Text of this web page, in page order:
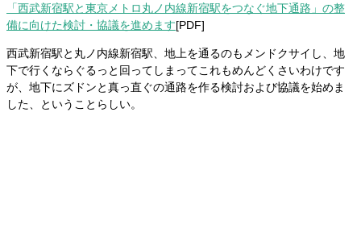
「西武新宿駅と東京メトロ丸ノ内線新宿駅をつなぐ地下通路」の整
備に向けた検討・協議を進めます[PDF]
西武新宿駅と丸ノ内線新宿駅、地上を通るのもメンドクサイし、地
下で行くならぐるっと回ってしまってこれもめんどくさいわけです
が、地下にズドンと真っ直ぐの通路を作る検討および協議を始めま
した、ということらしい。